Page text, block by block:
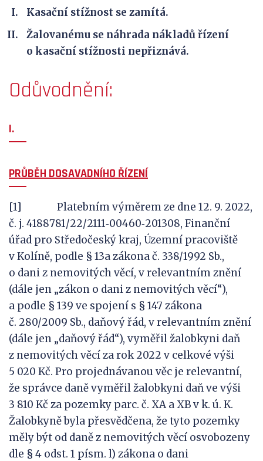
Kasační stížnost se zamítá.
Žalovanému se náhrada nákladů řízení
o kasační stížnosti nepřiznává.
Odůvodnění:
I.
PRŮBĚH DOSAVADNÍHO ŘÍZENÍ
[1] Platebním výměrem ze dne 12. 9. 2022,
č. j. 4188781/22/2111‑00460‑201308, Finanční
úřad pro Středočeský kraj, Územní pracoviště
v Kolíně, podle § 13a zákona č. 338/1992 Sb.,
o dani z nemovitých věcí, v relevantním znění
(dále jen „zákon o dani z nemovitých věcí“),
a podle § 139 ve spojení s § 147 zákona
č. 280/2009 Sb., daňový řád, v relevantním znění
(dále jen „daňový řád“), vyměřil žalobkyni daň
z nemovitých věcí za rok 2022 v celkové výši
5 020 Kč. Pro projednávanou věc je relevantní,
že správce daně vyměřil žalobkyni daň ve výši
3 810 Kč za pozemky parc. č. XA a XB v k. ú. K.
Žalobkyně byla přesvědčena, že tyto pozemky
měly být od daně z nemovitých věcí osvobozeny
dle § 4 odst. 1 písm. l) zákona o dani